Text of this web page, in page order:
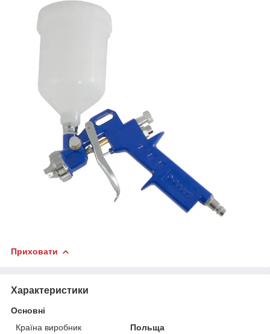
Приховати
Характеристики
Основні
Країна виробник
Польща